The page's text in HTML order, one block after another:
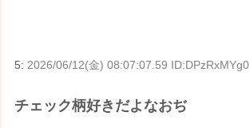
5: 2026/06/12(金) 08:07:07.59 ID:DPzRxMYg0
チェック柄好きだよなおぢ